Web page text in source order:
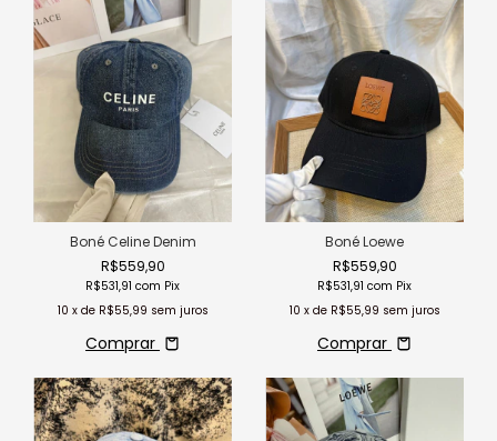
Boné Celine Denim
R$559,90
R$531,91 com Pix
10 x de R$55,99 sem juros
Comprar
Boné Loewe
R$559,90
R$531,91 com Pix
10 x de R$55,99 sem juros
Comprar